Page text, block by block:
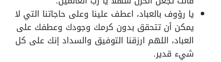
يا رؤوف بالعباد، اعطف علينا وعلى حاجاتنا التي لا
يمكن أن تتحقق بدون كرمك وجودك وعطفك على
العباد، اللهم ارزقنا التوفيق والسداد إنك على كل
شيء قدير.